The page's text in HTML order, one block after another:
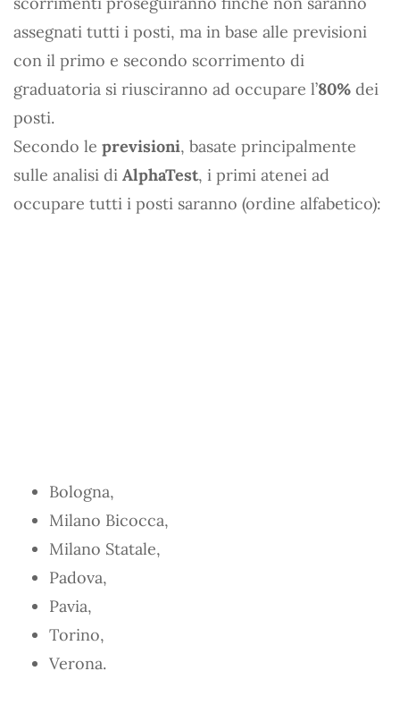
assegnati tutti i posti, ma in base alle previsioni
con il primo e secondo scorrimento di
graduatoria si riusciranno ad occupare l’80% dei
posti.
Secondo le previsioni, basate principalmente
sulle analisi di AlphaTest, i primi atenei ad
occupare tutti i posti saranno (ordine alfabetico):
Bologna,
Milano Bicocca,
Milano Statale,
Padova,
Pavia,
Torino,
Verona.